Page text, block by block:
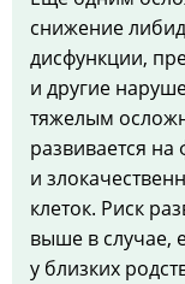
снижение
дисфункции,
и другие
тяжелым
развивается
и
клеток. Риск
выше в случае,
у близких